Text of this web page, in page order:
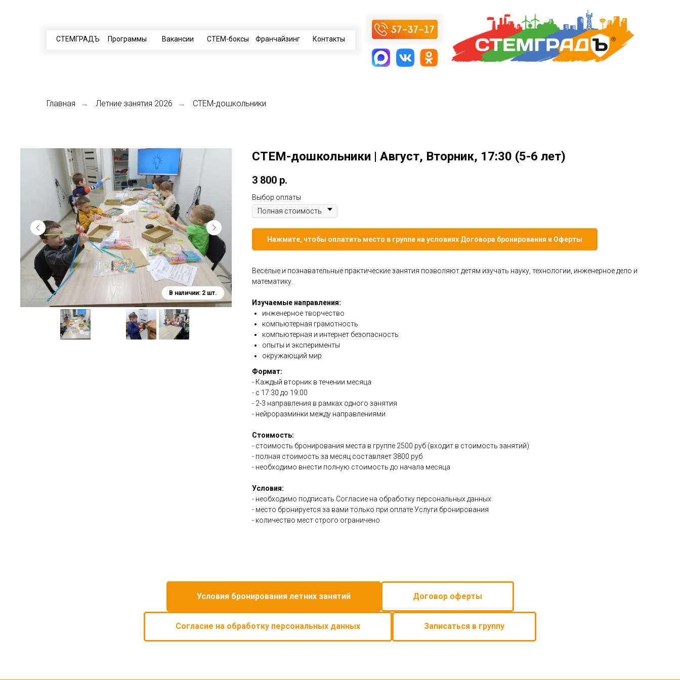
СТЕМ-боксы Контакты
Франчайзинг
Вакансии
Программы
СТЕМГРАДЪ
Главная → Летние занятия 2026 → СТЕМ-дошкольники
СТЕМ-дошкольники | Август, Вторник, 17:30 (5-6 лет)
3 800 р.
Выбор оплаты
Нажмите, чтобы оплатить место в группе на условиях Договора бронирования и Оферты
Веселые и познавательные практические занятия позволяют детям изучать науку, технологии, инженерное дело и
математику.
Изучаемые направления:
инженерное творчество
компьютерная грамотность
компьютерная и интернет безопасность
опыты и эксперименты
окружающий мир
Формат:
- Каждый вторник в течении месяца
- с 17:30 до 19:00
- 2-3 направления в рамках одного занятия
- нейроразминки между направлениями
Стоимость:
- стоимость бронирования места в группе 2500 руб (входит в стоимость занятий)
- полная стоимость за месяц составляет 3800 руб
- необходимо внести полную стоимость до начала месяца
Условия:
- необходимо подписать Согласие на обработку персональных данных
- место бронируется за вами только при оплате Услуги бронирования
- количество мест строго ограничено
Условия бронирования летних занятий Договор оферты
Согласие на обработку персональных данных Записаться в группу